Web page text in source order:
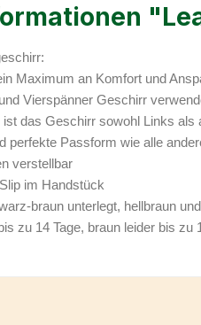
Maximum an Komfort und
Vierspänner Geschirr
das Geschirr sowohl Links als
perfekte Passform wie alle
verstellbar
im Handstück
braun unterlegt, hellbraun
zu 14 Tage, braun leider bis zu